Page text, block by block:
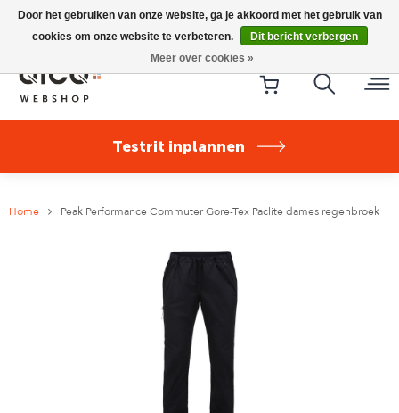
Riese & Müller Nevo5 Silent Core nu direct uit voorraad
leverbaar!
Testrit inplannen
Home Peak Performance Commuter Gore-Tex Paclite dames regenbroek
Door het gebruiken van onze website, ga je akkoord met het gebruik van
cookies om onze website te verbeteren.
Dit bericht verbergen
Meer over cookies »